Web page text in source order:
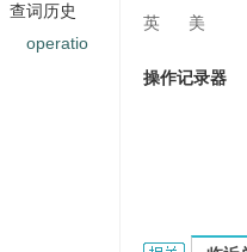
英 美
操作记录器
查词历史
operatio